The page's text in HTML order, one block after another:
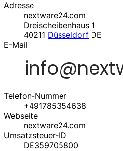
Adresse
nextware24.com
Dreischeibenhaus 1
40211 Düsseldorf DE
E-Mail
Telefon-Nummer
+491785354638
Webseite
nextware24.com
Umsatzsteuer-ID
DE359705800